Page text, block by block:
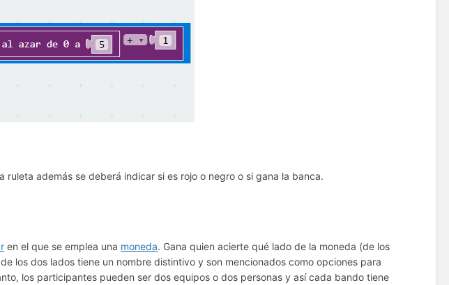
ruleta además se deberá indicar si es rojo o negro o si gana la banca.
en el que se emplea una moneda. Gana quien acierte qué lado de la moneda (de los
los dos lados tiene un nombre distintivo y son mencionados como opciones para
los participantes pueden ser dos equipos o dos personas y así cada bando tiene